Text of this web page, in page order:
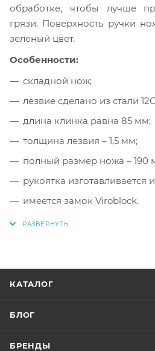
обработке, чтобы лучше
грязи. Поверхность ручки
зеленый цвет.
Особенности:
складной нож;
лезвие сделано из стали
длина клинка равна 85 мм;
толщина лезвия – 1,5 мм;
полный размер ножа – 190
рукоятка изготавливается
имеется замок Viroblock.
КАТАЛОГ
БЛОГ
БРЕНДЫ